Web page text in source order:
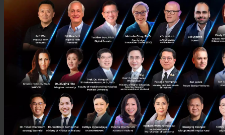
3 เรื่องที่ประเทศไทยต้อง Focus สร้างคน–นวัตกรรม–ปฏิรูป
ระบบราชการ เพื่อยกระดับขีดความสามารถประเทศ
นายอนุทิน ชาญวีรกูล นายกรัฐมนตรีและรัฐมนตรีว่าการกระทรวง
มหาดไทย กล่าวปาฐกถาพิเศษในหัวข้อ “ฝ่าวิกฤติ รับมือระเบียบโลก
ใหม่” ในงาน The INTANIA Forum...